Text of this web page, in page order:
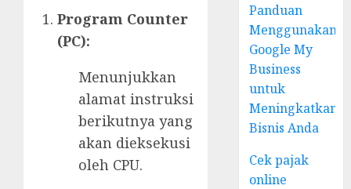
Program Counter
(PC):
Menunjukkan
alamat instruksi
berikutnya yang
akan dieksekusi
oleh CPU.
Panduan
Menggunakan
Google My
Business
untuk
Meningkatkan
Bisnis Anda
Cek pajak
online